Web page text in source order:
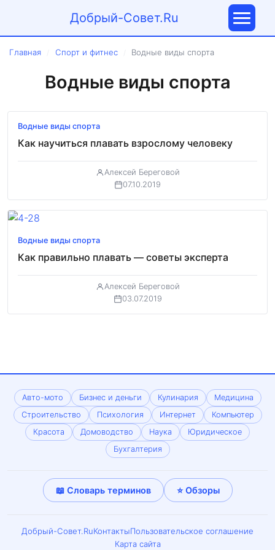
Добрый-Совет.Ru
Главная Спорт и фитнес Водные виды спорта
Водные виды спорта
Водные виды спорта
Как научиться плавать взрослому человеку
Алексей Береговой
07.10.2019
Водные виды спорта
Как правильно плавать — советы эксперта
Алексей Береговой
03.07.2019
Авто-мото Бизнес и деньги Кулинария
Медицина
Строительство
Психология Интернет
Компьютер
Красота
Домоводство Наука
Юридическое
Бухгалтерия
📖 Словарь терминов ⭐ Обзоры
Добрый-Совет.RuКонтактыПользовательское соглашение
Карта сайта